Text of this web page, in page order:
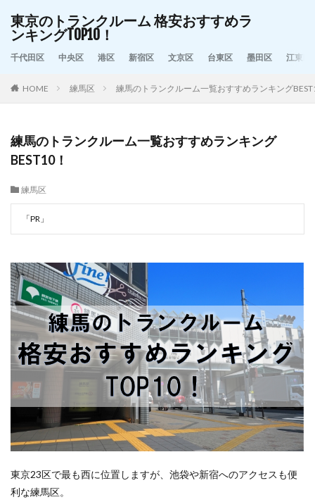
東京のトランクルーム 格安おすすめラ
ンキングTOP10！
千代田区 中央区 港区 新宿区 文京区 台東区 墨田区 江東区
HOME 練馬区 練馬のトランクルーム一覧おすすめランキング
練馬のトランクルーム一覧おすすめランキング
BEST10！
練馬区
「PR」
東京23区で最も西に位置しますが、池袋や新宿へのアクセスも便
利な練馬区。